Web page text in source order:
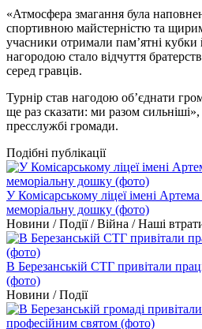
«Атмосфера змагання була
спортивною майстерністю та
учасники отримали пам’ятні
нагородою стало відчуття
серед гравців.
Турнір став нагодою об’єднати
ще раз сказати: ми разом
пресслужбі громади.
Подібні публікації
У Комісарському ліцеї імені
меморіальну дошку (фото)
Новини / Події / Війна / Наші
В Березанській СТГ привітали
(фото)
Новини / Події